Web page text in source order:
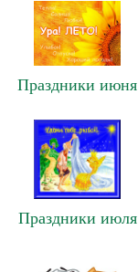
Праздники июня
Праздники июля